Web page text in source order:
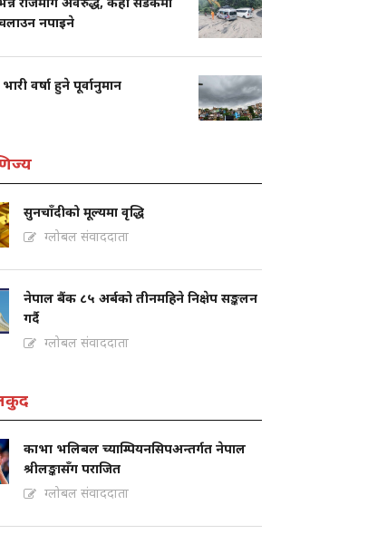
चलाउन नपाइने
वर्षा हुने पूर्वानुमान
सुनचाँदीको मूल्यमा वृद्धि
ग्लोबल संवाददाता
नेपाल बैंक ८५ अर्बको तीनमहिने निक्षेप सङ्कलन
गर्दै
ग्लोबल संवाददाता
काभा भलिबल च्याम्पियनसिपअन्तर्गत नेपाल
श्रीलङ्कासँग पराजित
ग्लोबल संवाददाता